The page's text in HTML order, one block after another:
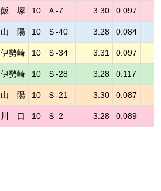
飯 塚 10 Ａ-7 3.30 0.097
山 陽 10 Ｓ-40 3.28 0.084
伊勢崎 10 Ｓ-34 3.31 0.097
伊勢崎 10 Ｓ-28 3.28 0.117
山 陽 10 Ｓ-21 3.30 0.087
川 口 10 Ｓ-2 3.28 0.089